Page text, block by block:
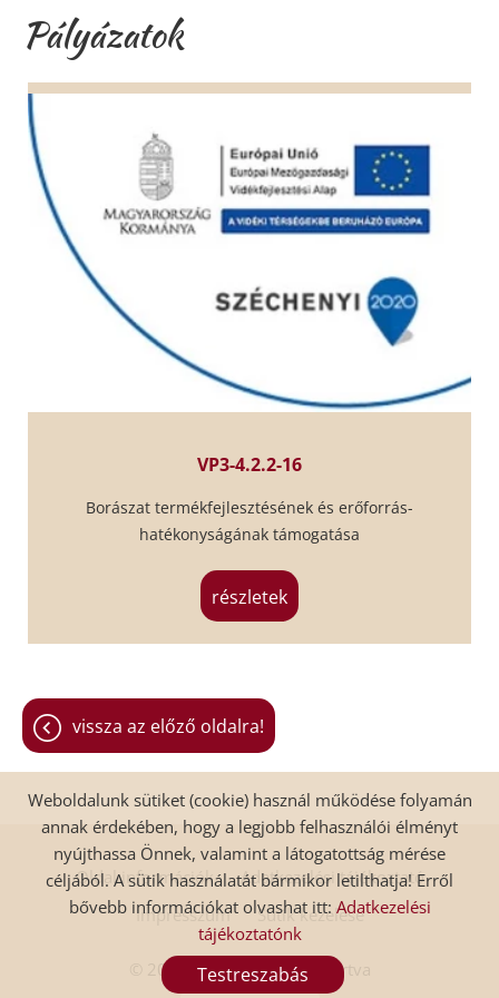
Pályázatok
VP3-4.2.2-16
Borászat termékfejlesztésének és erőforrás-
hatékonyságának támogatása
részletek
vissza az előző oldalra!
© 2026 - Minden jog fenntartva
Oldal információk
Adatkezelési tájékoztató
Impresszum
Sütik kezelése
Testreszabás
Weboldalunk sütiket (cookie) használ működése folyamán
annak érdekében, hogy a legjobb felhasználói élményt
nyújthassa Önnek, valamint a látogatottság mérése
céljából. A sütik használatát bármikor letilthatja! Erről
bővebb információkat olvashat itt: Adatkezelési
tájékoztatónk